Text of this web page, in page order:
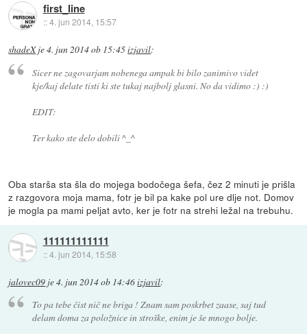
first_line
::4. jun 2014, 15:57
shadeXje4. jun 2014 ob 15:45izjavil:
Sicer ne zagovarjam nobenega ampak bi bilo zanimivo videt
kje/kaj delate tisti ki ste tukaj najbolj glasni. No da vidimo :) :)
EDIT:
Ter kako ste delo dobili ^_^
Oba starša sta šla do mojega bodočega šefa, čez 2 minuti je prišla
z razgovora moja mama, fotr je bil pa kake pol ure dlje not. Domov
je mogla pa mami peljat avto, ker je fotr na strehi ležal na trebuhu.
111111111111
::4. jun 2014, 15:58
jalovec09 je4. jun 2014 ob 14:46izjavil:
To pa tebe čist nič ne briga ! Znam sam poskrbet zaase, saj tud
delam doma za položnice in stroške, enim je še mnogo bolje.